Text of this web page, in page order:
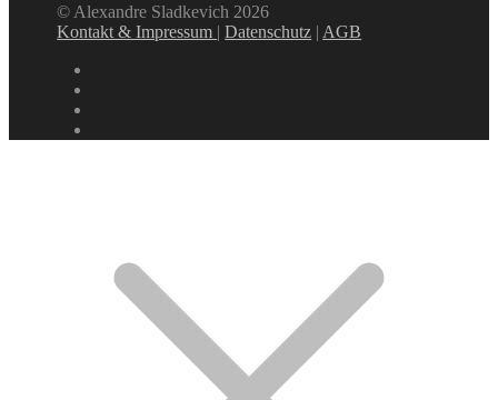
© Alexandre Sladkevich 2026
Kontakt & Impressum |Datenschutz | AGB